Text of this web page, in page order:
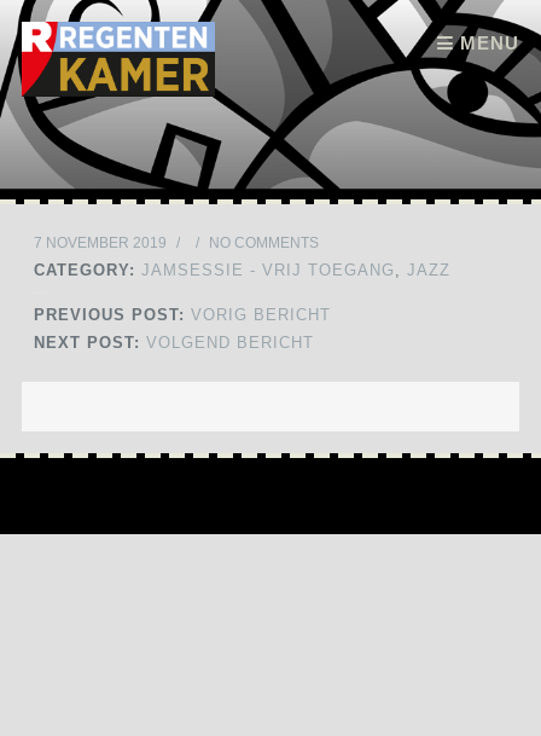
MENU
Skip to content
7 NOVEMBER 2019 / / NO COMMENTS
CATEGORY: JAMSESSIE - VRIJ TOEGANG JAZZ
PREVIOUS POST: VORIG BERICHT
NEXT POST: VOLGEND BERICHT